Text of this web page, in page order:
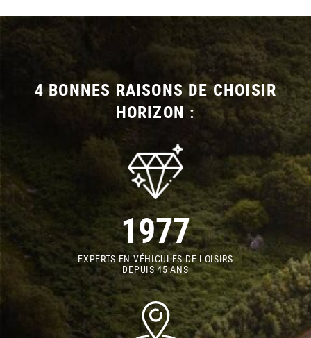
4 BONNES RAISONS DE CHOISIR
HORIZON :
1977
EXPERTS EN VÉHICULES DE LOISIRS
DEPUIS 45 ANS